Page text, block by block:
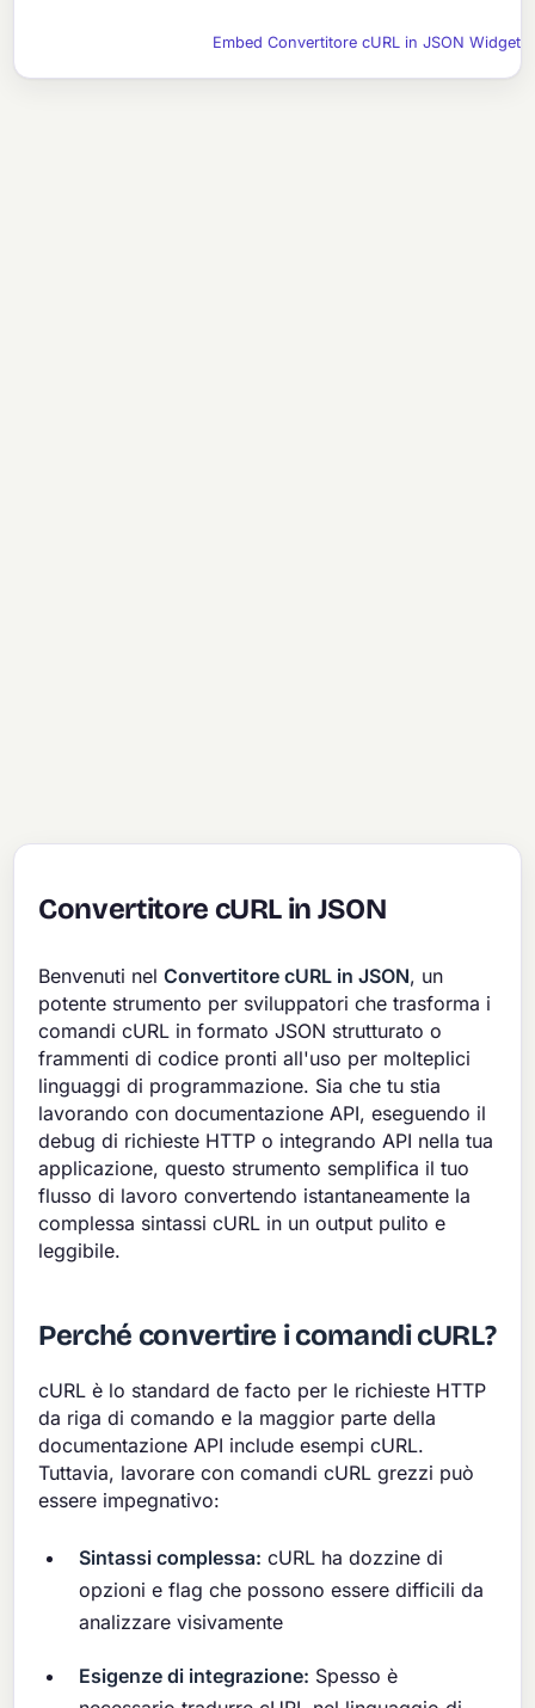
Embed Convertitore cURL in JSON Widget
Convertitore cURL in JSON
Benvenuti nelConvertitore cURL in JSON, un
potente strumento per sviluppatori che trasforma i
comandi cURL in formato JSON strutturato o
frammenti di codice pronti all'uso per molteplici
linguaggi di programmazione. Sia che tu stia
lavorando con documentazione API, eseguendo il
debug di richieste HTTP o integrando API nella tua
applicazione, questo strumento semplifica il tuo
flusso di lavoro convertendo istantaneamente la
complessa sintassi cURL in un output pulito e
leggibile.
Perché convertire i comandi cURL?
cURL è lo standard de facto per le richieste HTTP
da riga di comando e la maggior parte della
documentazione API include esempi cURL.
Tuttavia, lavorare con comandi cURL grezzi può
essere impegnativo:
Sintassi complessa: cURL ha dozzine di
opzioni e flag che possono essere difficili da
analizzare visivamente
Esigenze di integrazione: Spesso è